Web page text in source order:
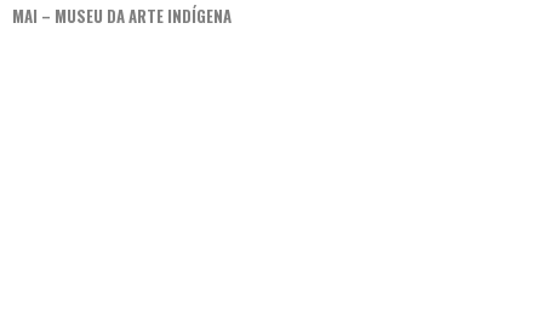
MAI – MUSEU DA ARTE INDÍGENA